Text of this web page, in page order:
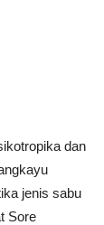
dan
jenis sabu
Sore